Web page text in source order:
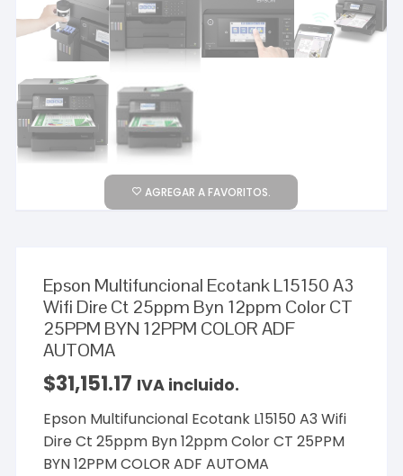
AGREGAR A FAVORITOS.
Epson Multifuncional Ecotank L15150 A3
Wifi Dire Ct 25ppm Byn 12ppm Color CT
25PPM BYN 12PPM COLOR ADF
AUTOMA
$31,151.17 IVA incluido.
Epson Multifuncional Ecotank L15150 A3 Wifi
Dire Ct 25ppm Byn 12ppm Color CT 25PPM
BYN 12PPM COLOR ADF AUTOMA